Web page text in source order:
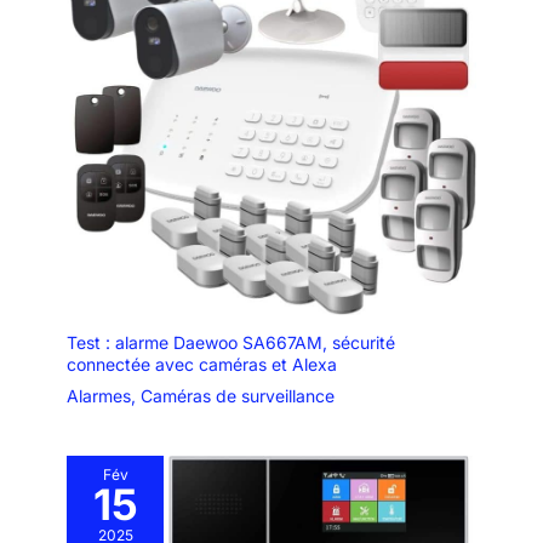
Test : alarme Daewoo SA667AM, sécurité
connectée avec caméras et Alexa
Alarmes, Caméras de surveillance
Fév
15
2025